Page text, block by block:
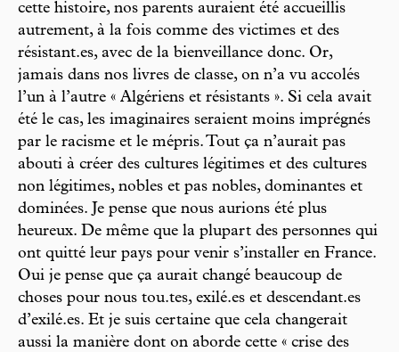
cette histoire, nos parents auraient été accueillis
autrement, à la fois comme des victimes et des
résistant.es, avec de la bienveillance donc. Or,
jamais dans nos livres de classe, on n’a vu accolés
l’un à l’autre « Algériens et résistants ». Si cela avait
été le cas, les imaginaires seraient moins imprégnés
par le racisme et le mépris. Tout ça n’aurait pas
abouti à créer des cultures légitimes et des cultures
non légitimes, nobles et pas nobles, dominantes et
dominées. Je pense que nous aurions été plus
heureux. De même que la plupart des personnes qui
ont quitté leur pays pour venir s’installer en France.
Oui je pense que ça aurait changé beaucoup de
choses pour nous tou.tes, exilé.es et descendant.es
d’exilé.es. Et je suis certaine que cela changerait
aussi la manière dont on aborde cette « crise des